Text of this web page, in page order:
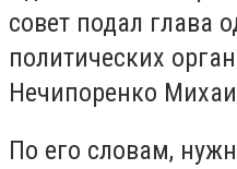
совет подал глава
политических
Нечипоренко
По его словам,